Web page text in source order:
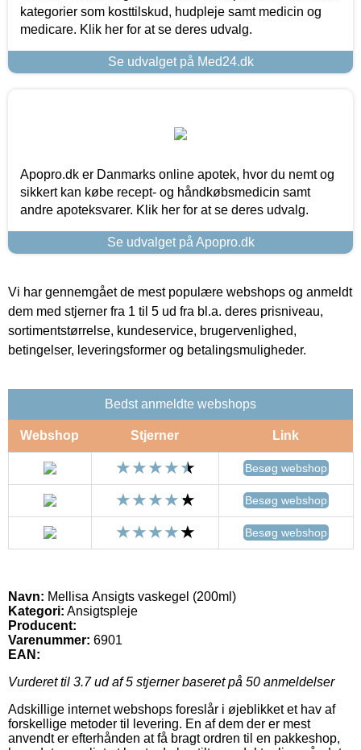
kategorier som kosttilskud, hudpleje samt medicin og
medicare. Klik her for at se deres udvalg.
Se udvalget på Med24.dk
Apopro.dk er Danmarks online apotek, hvor du nemt og
sikkert kan købe recept- og håndkøbsmedicin samt
andre apoteksvarer. Klik her for at se deres udvalg.
Se udvalget på Apopro.dk
Vi har gennemgået de mest populære webshops og anmeldt
dem med stjerner fra 1 til 5 ud fra bl.a. deres prisniveau,
sortimentstørrelse, kundeservice, brugervenlighed,
betingelser, leveringsformer og betalingsmuligheder.
Bedst anmeldte webshops
Webshop Stjerner Link
Besøg webshop
Besøg webshop
Besøg webshop
Navn: Mellisa Ansigts vaskegel (200ml)
Kategori: Ansigtspleje
Producent:
Varenummer: 6901
EAN:
Vurderet til 3.7ud af 5 stjerner baseret på 50 anmeldelser
Adskillige internet webshops foreslår i øjeblikket et hav af
forskellige metoder til levering. En af dem der er mest
anvendt er efterhånden at få bragt ordren til en pakkeshop,